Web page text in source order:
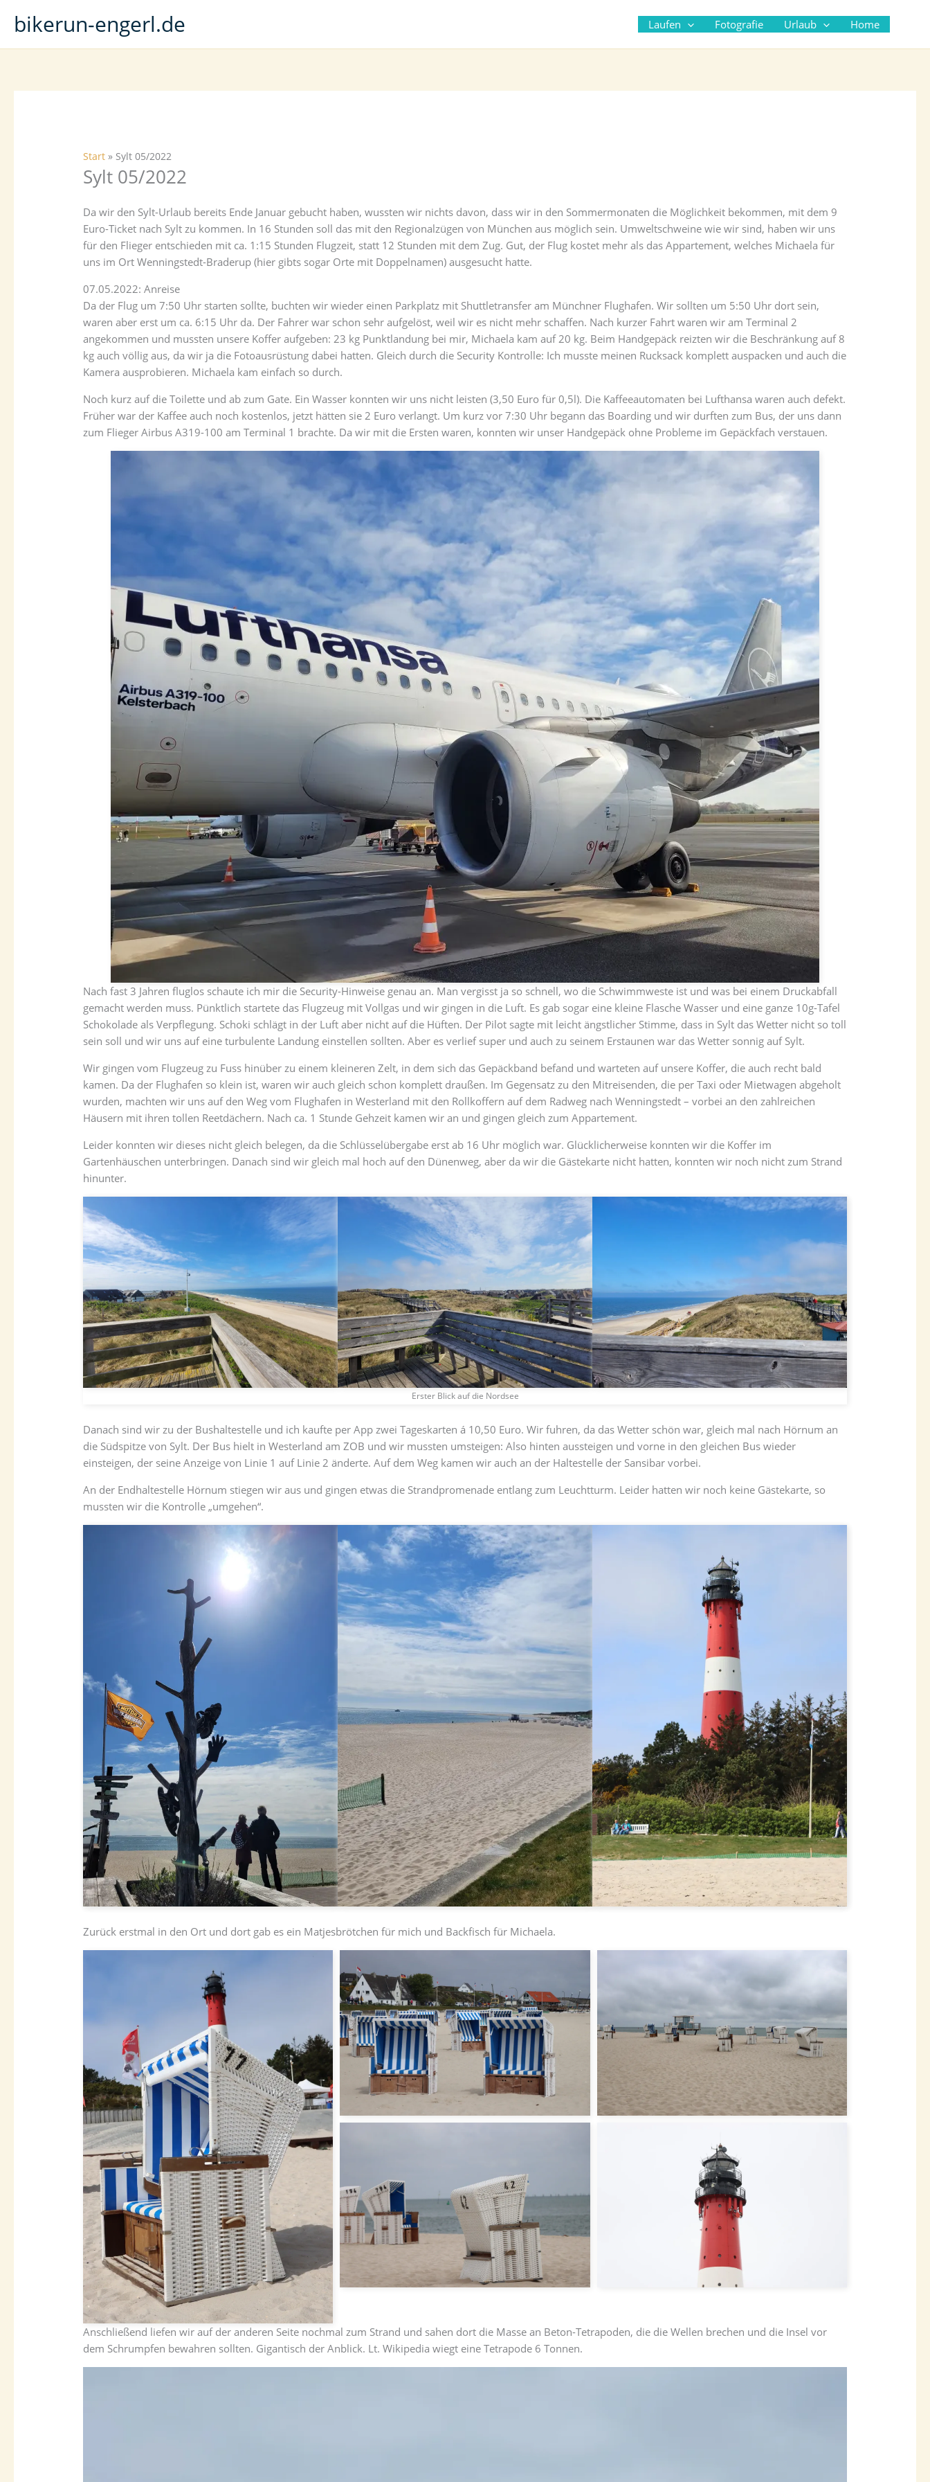
Inhaltbikerun-engerl.de Laufen Fotografie Urlaub Home
Start Sylt 05/2022
Sylt 05/2022
Da wir den Sylt-Urlaub bereits Ende Januar gebucht haben, wussten wir nichts davon, dass wir in den Sommermonaten die Möglichkeit bekommen, mit dem 9
Euro-Ticket nach Sylt zu kommen. In 16 Stunden soll das mit den Regionalzügen von München aus möglich sein. Umweltschweine wie wir sind, haben wir uns
für den Flieger entschieden mit ca. 1:15 Stunden Flugzeit, statt 12 Stunden mit dem Zug. Gut, der Flug kostet mehr als das Appartement, welches Michaela für
uns im Ort Wenningstedt-Braderup (hier gibts sogar Orte mit Doppelnamen) ausgesucht hatte.
07.05.2022: Anreise
Da der Flug um 7:50 Uhr starten sollte, buchten wir wieder einen Parkplatz mit Shuttletransfer am Münchner Flughafen. Wir sollten um 5:50 Uhr dort sein,
waren aber erst um ca. 6:15 Uhr da. Der Fahrer war schon sehr aufgelöst, weil wir es nicht mehr schaffen. Nach kurzer Fahrt waren wir am Terminal 2
angekommen und mussten unsere Koffer aufgeben: 23 kg Punktlandung bei mir, Michaela kam auf 20 kg. Beim Handgepäck reizten wir die Beschränkung auf 8
kg auch völlig aus, da wir ja die Fotoausrüstung dabei hatten. Gleich durch die Security Kontrolle: Ich musste meinen Rucksack komplett auspacken und auch die
Kamera ausprobieren. Michaela kam einfach so durch.
Noch kurz auf die Toilette und ab zum Gate. Ein Wasser konnten wir uns nicht leisten (3,50 Euro für 0,5l). Die Kaffeeautomaten bei Lufthansa waren auch defekt.
Früher war der Kaffee auch noch kostenlos, jetzt hätten sie 2 Euro verlangt. Um kurz vor 7:30 Uhr begann das Boarding und wir durften zum Bus, der uns dann
zum Flieger Airbus A319-100 am Terminal 1 brachte. Da wir mit die Ersten waren, konnten wir unser Handgepäck ohne Probleme im Gepäckfach verstauen.
Nach fast 3 Jahren fluglos schaute ich mir die Security-Hinweise genau an. Man vergisst ja so schnell, wo die Schwimmweste ist und was bei einem Druckabfall
gemacht werden muss. Pünktlich startete das Flugzeug mit Vollgas und wir gingen in die Luft. Es gab sogar eine kleine Flasche Wasser und eine ganze 10g-Tafel
Schokolade als Verpflegung. Schoki schlägt in der Luft aber nicht auf die Hüften. Der Pilot sagte mit leicht ängstlicher Stimme, dass in Sylt das Wetter nicht so toll
sein soll und wir uns auf eine turbulente Landung einstellen sollten. Aber es verlief super und auch zu seinem Erstaunen war das Wetter sonnig auf Sylt.
Wir gingen vom Flugzeug zu Fuss hinüber zu einem kleineren Zelt, in dem sich das Gepäckband befand und warteten auf unsere Koffer, die auch recht bald
kamen. Da der Flughafen so klein ist, waren wir auch gleich schon komplett draußen. Im Gegensatz zu den Mitreisenden, die per Taxi oder Mietwagen abgeholt
wurden, machten wir uns auf den Weg vom Flughafen in Westerland mit den Rollkoffern auf dem Radweg nach Wenningstedt – vorbei an den zahlreichen
Häusern mit ihren tollen Reetdächern. Nach ca. 1 Stunde Gehzeit kamen wir an und gingen gleich zum Appartement.
Leider konnten wir dieses nicht gleich belegen, da die Schlüsselübergabe erst ab 16 Uhr möglich war. Glücklicherweise konnten wir die Koffer im
Gartenhäuschen unterbringen. Danach sind wir gleich mal hoch auf den Dünenweg, aber da wir die Gästekarte nicht hatten, konnten wir noch nicht zum Strand
hinunter.
Erster Blick auf die Nordsee
Danach sind wir zu der Bushaltestelle und ich kaufte per App zwei Tageskarten á 10,50 Euro. Wir fuhren, da das Wetter schön war, gleich mal nach Hörnum an
die Südspitze von Sylt. Der Bus hielt in Westerland am ZOB und wir mussten umsteigen: Also hinten aussteigen und vorne in den gleichen Bus wieder
einsteigen, der seine Anzeige von Linie 1 auf Linie 2 änderte. Auf dem Weg kamen wir auch an der Haltestelle der Sansibar vorbei.
An der Endhaltestelle Hörnum stiegen wir aus und gingen etwas die Strandpromenade entlang zum Leuchtturm. Leider hatten wir noch keine Gästekarte, so
mussten wir die Kontrolle „umgehen“.
Zurück erstmal in den Ort und dort gab es ein Matjesbrötchen für mich und Backfisch für Michaela.
Anschließend liefen wir auf der anderen Seite nochmal zum Strand und sahen dort die Masse an Beton-Tetrapoden, die die Wellen brechen und die Insel vor
dem Schrumpfen bewahren sollten. Gigantisch der Anblick. Lt. Wikipedia wiegt eine Tetrapode 6 Tonnen.